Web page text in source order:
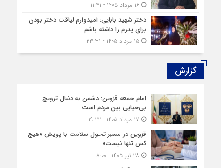
۱۶ مرداد ۱۴۰۵ - ۱۱:۴۱
دختر شهید بابایی: امیدوارم لیاقت دختر بودن
برای پدرم را داشته باشم
۱۵ مرداد ۱۴۰۵ - ۲۳:۳۱
گزارش‌
امام جمعه قزوین: دشمن به دنبال ترویج
بی‌حیایی بین مردم است
قزوین در مسیر تحول سلامت با پویش «هیچ‌
کس تنها نیست»